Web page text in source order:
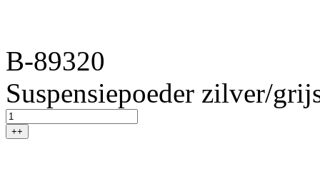
B-89320
Suspensiepoeder zilver/
++